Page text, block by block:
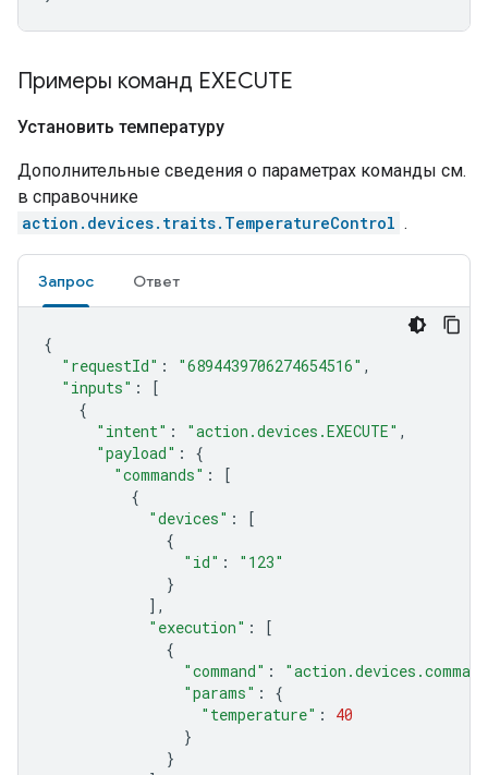
Примеры команд EXECUTE
Установить температуру
Дополнительные сведения о параметрах команды см.
в справочнике
action.devices.traits.TemperatureControl .
Запрос Ответ
{
"requestId" : "6894439706274654516" ,
"inputs" :
[
{
"intent" : "action.devices.EXECUTE" ,
"payload" :
{
"commands" :
[
{
"devices" :
[
{
"id" :
"123"
}
],
"execution" :
[
{
"command" :
"params" :
{
"temperature" :
40
}
}